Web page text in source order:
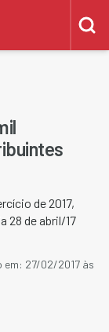
de 2017,
28 de abril/17
em: 27/02/2017 às